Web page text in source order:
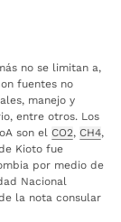
no se limitan a,
fuentes no
manejo y
entre otros. Los
son el CO2, CH4,
Kioto fue
por medio de
Nacional
la nota consular